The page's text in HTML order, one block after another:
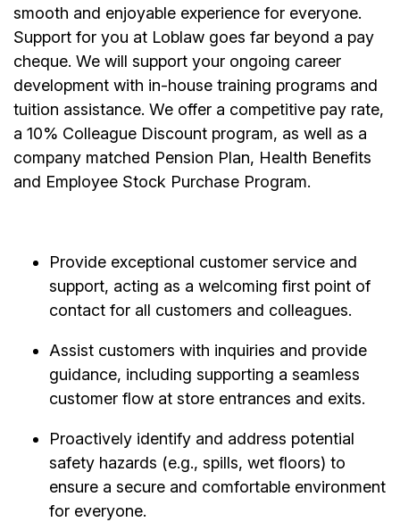
smooth and enjoyable experience for everyone.
Support for you at Loblaw goes far beyond a pay
cheque. We will support your ongoing career
development with in-house training programs and
tuition assistance. We offer a competitive pay rate,
a 10% Colleague Discount program, as well as a
company matched Pension Plan, Health Benefits
and Employee Stock Purchase Program.
Provide exceptional customer service and
support, acting as a welcoming first point of
contact for all customers and colleagues.
Assist customers with inquiries and provide
guidance, including supporting a seamless
customer flow at store entrances and exits.
Proactively identify and address potential
safety hazards (e.g., spills, wet floors) to
ensure a secure and comfortable environment
for everyone.